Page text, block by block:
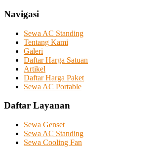
Navigasi
Sewa AC Standing
Tentang Kami
Galeri
Daftar Harga Satuan
Artikel
Daftar Harga Paket
Sewa AC Portable
Daftar Layanan
Sewa Genset
Sewa AC Standing
Sewa Cooling Fan